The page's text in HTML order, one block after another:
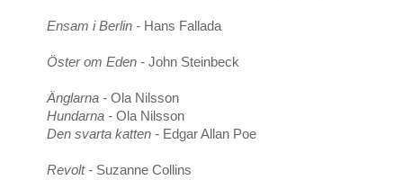
Ensam i Berlin - Hans Fallada
Öster om Eden - John Steinbeck
Änglarna - Ola Nilsson
Hundarna - Ola Nilsson
Den svarta katten - Edgar Allan Poe
Revolt - Suzanne Collins